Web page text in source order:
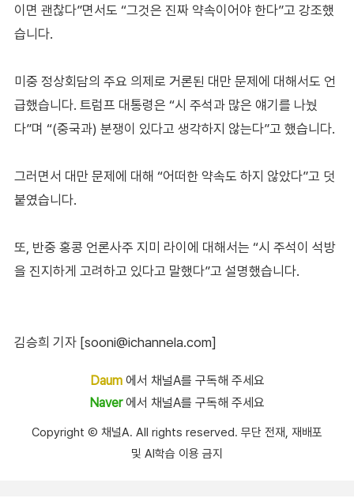
이면 괜찮다”면서도 “그것은 진짜 약속이어야 한다”고 강조했
습니다.
미중 정상회담의 주요 의제로 거론된 대만 문제에 대해서도 언
급했습니다. 트럼프 대통령은 “시 주석과 많은 얘기를 나눴
다”며 “(중국과) 분쟁이 있다고 생각하지 않는다”고 했습니다.
그러면서 대만 문제에 대해 “어떠한 약속도 하지 않았다”고 덧
붙였습니다.
또, 반중 홍콩 언론사주 지미 라이에 대해서는 “시 주석이 석방
을 진지하게 고려하고 있다고 말했다”고 설명했습니다.
김승희 기자 [sooni@ichannela.com]
Daum에서 채널A를 구독해 주세요
Naver에서 채널A를 구독해 주세요
Copyright Ⓒ 채널A. All rights reserved. 무단 전재, 재배포
및 AI학습 이용 금지